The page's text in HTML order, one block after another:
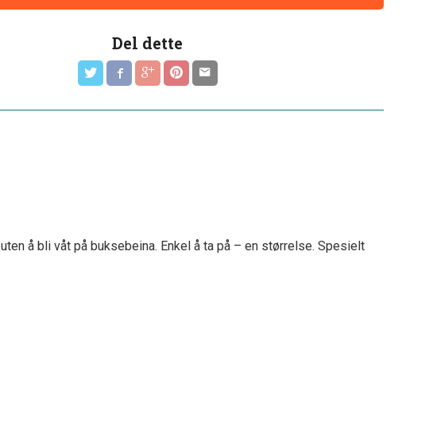
Del dette
å bli våt på buksebeina. Enkel å ta på – en størrelse. Spesielt